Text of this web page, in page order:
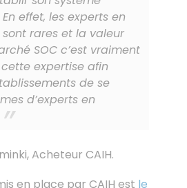
effet, les experts en
rares et la valeur
SOC c’est vraiment
expertise afin
de se
d’experts en
Acheteur CAIH.
en place par CAIH est le